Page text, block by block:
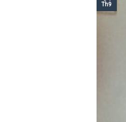
Th9